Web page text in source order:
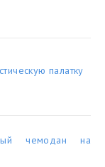
палатку
чемодан на